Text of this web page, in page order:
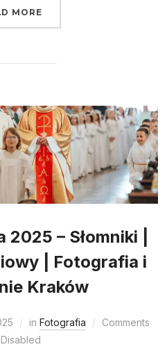
MORE
– Słomniki |
| Fotografia i
Kraków
in Fotografia
Comments